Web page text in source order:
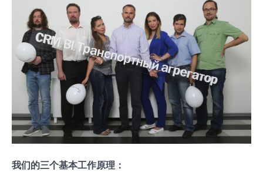
我们的三个基本工作原理：